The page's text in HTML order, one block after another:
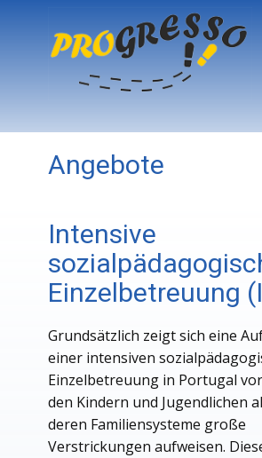
Angebote
Intensive
Einzelbetreuung
Grundsätzlich zeigt sich eine
einer intensiven
Einzelbetreuung in Portugal
den Kindern und Jugendlichen
deren Familiensysteme große
Verstrickungen aufweisen.